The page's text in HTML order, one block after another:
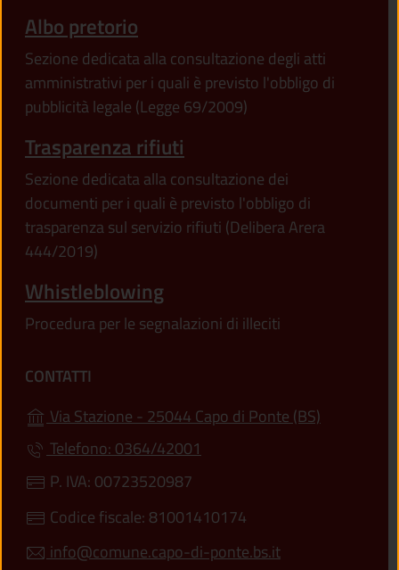
Albo pretorio
Sezione dedicata alla consultazione degli atti
amministrativi per i quali è previsto l'obbligo di
pubblicità legale (Legge 69/2009)
Trasparenza rifiuti
Sezione dedicata alla consultazione dei
documenti per i quali è previsto l'obbligo di
trasparenza sul servizio rifiuti (Delibera Arera
444/2019)
Whistleblowing
Procedura per le segnalazioni di illeciti
CONTATTI
Via Stazione - 25044 Capo di Ponte (BS)
Telefono: 0364/42001
P. IVA: 00723520987
Codice fiscale: 81001410174
info@comune.capo-di-ponte.bs.it